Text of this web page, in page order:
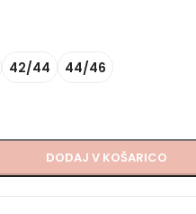
42/44 44/46
DODAJ V KOŠARICO